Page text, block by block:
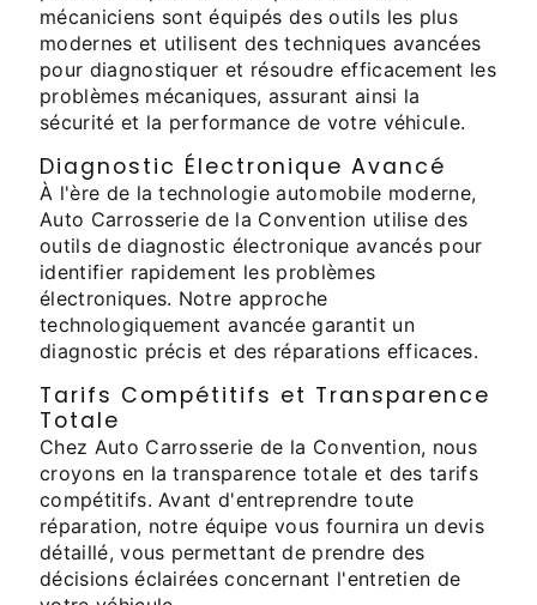
mécaniciens sont équipés des outils les plus
modernes et utilisent des techniques avancées
pour diagnostiquer et résoudre efficacement les
problèmes mécaniques, assurant ainsi la
sécurité et la performance de votre véhicule.
Diagnostic Électronique Avancé
À l'ère de la technologie automobile moderne,
Auto Carrosserie de la Convention utilise des
outils de diagnostic électronique avancés pour
identifier rapidement les problèmes
électroniques. Notre approche
technologiquement avancée garantit un
diagnostic précis et des réparations efficaces.
Tarifs Compétitifs et Transparence
Totale
Chez Auto Carrosserie de la Convention, nous
croyons en la transparence totale et des tarifs
compétitifs. Avant d'entreprendre toute
réparation, notre équipe vous fournira un devis
détaillé, vous permettant de prendre des
décisions éclairées concernant l'entretien de